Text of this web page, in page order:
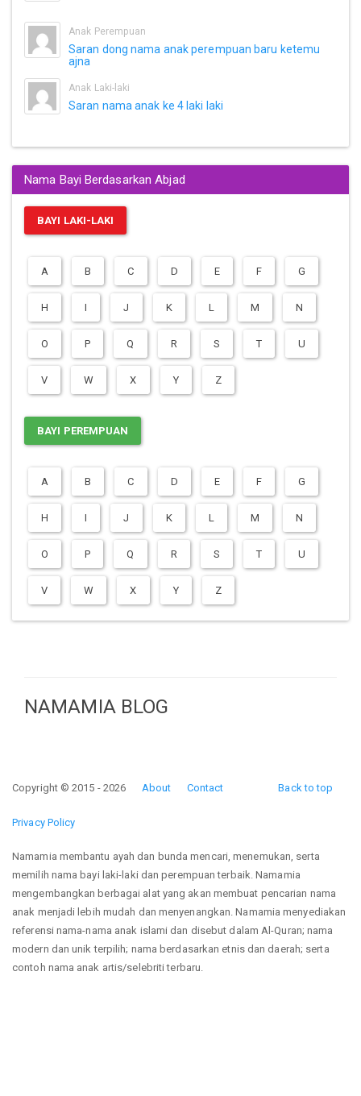
Anak Perempuan
Saran dong nama anak perempuan baru ketemu
ajna
Anak Laki-laki
Saran nama anak ke 4 laki laki
Nama Bayi Berdasarkan Abjad
BAYI LAKI-LAKI
A B C D E F G
H I J K L M N
O P Q R S T U
V W X Y Z
BAYI PEREMPUAN
A B C D E F G
H I J K L M N
O P Q R S T U
V W X Y Z
NAMAMIA BLOG
Back to top
Copyright © 2015 - 2026 About Contact
Privacy Policy
Namamia membantu ayah dan bunda mencari, menemukan, serta
memilih nama bayi laki-laki dan perempuan terbaik. Namamia
mengembangkan berbagai alat yang akan membuat pencarian nama
anak menjadi lebih mudah dan menyenangkan. Namamia menyediakan
referensi nama-nama anak islami dan disebut dalam Al-Quran; nama
modern dan unik terpilih; nama berdasarkan etnis dan daerah; serta
contoh nama anak artis/selebriti terbaru.